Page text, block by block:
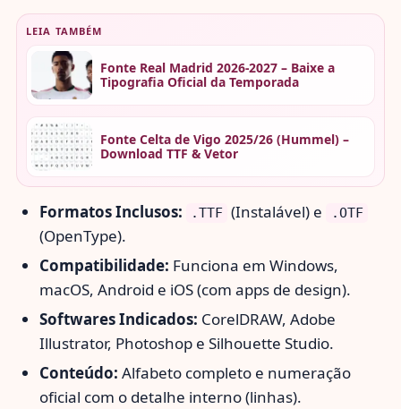
LEIA TAMBÉM
Fonte Real Madrid 2026-2027 – Baixe a
Tipografia Oficial da Temporada
Fonte Celta de Vigo 2025/26 (Hummel) –
Download TTF & Vetor
Formatos Inclusos: .TTF (Instalável) e .OTF
(OpenType).
Compatibilidade: Funciona em Windows,
macOS, Android e iOS (com apps de design).
Softwares Indicados: CorelDRAW, Adobe
Illustrator, Photoshop e Silhouette Studio.
Conteúdo: Alfabeto completo e numeração
oficial com o detalhe interno (linhas).